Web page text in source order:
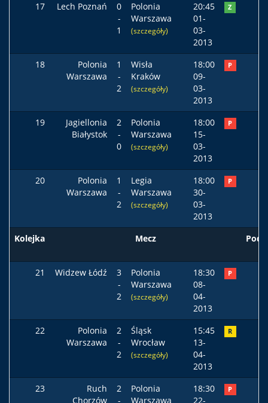
17 Lech Poznań
0
-
1
Polonia
Warszawa
(szczegóły)
20:45
01-
03-
2013
Z
18
Polonia
Warszawa
1
-
2
Wisła
Kraków
(szczegóły)
18:00
09-
03-
2013
P
19
Jagiellonia
Białystok
2
-
0
Polonia
Warszawa
(szczegóły)
18:00
15-
03-
2013
P
20
Polonia
Warszawa
1
-
2
Legia
Warszawa
(szczegóły)
18:00
30-
03-
2013
P
Kolejka Mecz
21 Widzew Łódź
3
-
2
Polonia
Warszawa
(szczegóły)
18:30
08-
04-
2013
P
22
Polonia
Warszawa
2
-
2
Śląsk
Wrocław
(szczegóły)
15:45
13-
04-
2013
R
23
Ruch
Chorzów
2
-
Polonia
Warszawa
18:30
22-
P